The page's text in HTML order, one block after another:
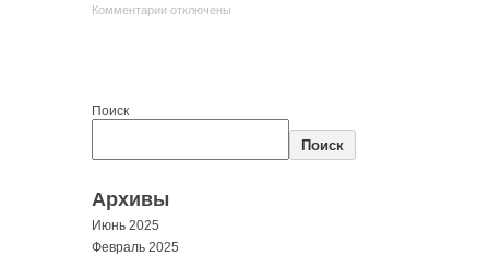
Комментарии отключены
Поиск
Поиск
Архивы
Июнь 2025
Февраль 2025